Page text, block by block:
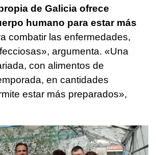
de Galicia ofrece
humano para estar más
combatir las enfermedades,
argumenta. «Una
con alimentos de
en cantidades
estar más preparados»,